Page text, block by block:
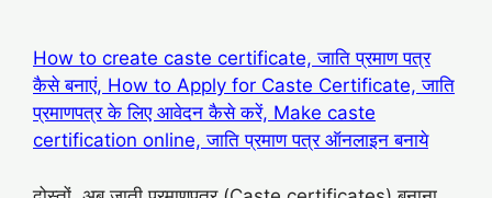
How to create caste certificate, जाति प्रमाण पत्र
कैसे बनाएं, How to Apply for Caste Certificate, जाति
प्रमाणपत्र के लिए आवेदन कैसे करें, Make caste
certification online, जाति प्रमाण पत्र ऑनलाइन बनाये